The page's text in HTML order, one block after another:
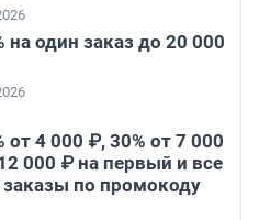
на один заказ до 20 000
от 4 000 ₽, 30% от 7 000
000 ₽ на первый и все
по промокоду